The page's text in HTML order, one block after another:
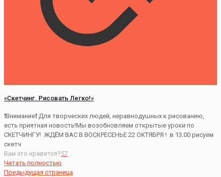
«Скетчинг. Рисовать Легко!»
❗Внимание❗ Для творческих людей, неравнодушных к рисованию,
есть приятная новость!Мы возобновляем открытые уроки по
СКЕТЧИНГУ! ЖДЁМ ВАС В ВОСКРЕСЕНЬЕ 22 ОКТЯБРЯ ! в 13.00 рисуем
скетч
Вам это нравится?57
Читать полностью
Предыдущая страница